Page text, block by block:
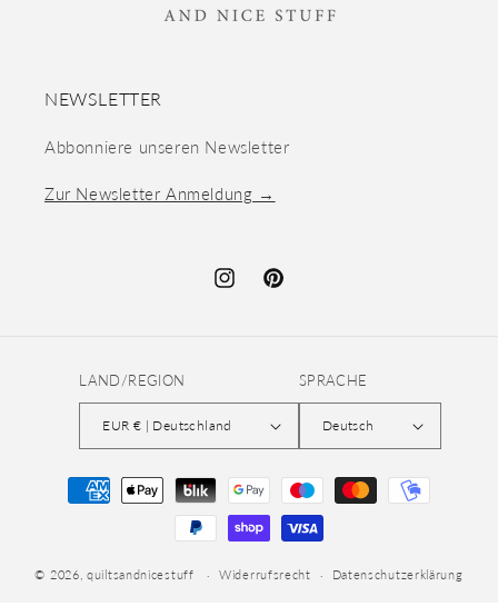
NEWSLETTER
Abbonniere unseren Newsletter
Zur Newsletter Anmeldung →
InstagramPinterest
LAND/REGION
EUR € | Deutschland
SPRACHE
Deutsch
Zahlungsmethoden
© 2026,quiltsandnicestuff Widerrufsrecht Datenschutzerklärung